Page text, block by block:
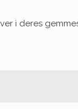
i deres